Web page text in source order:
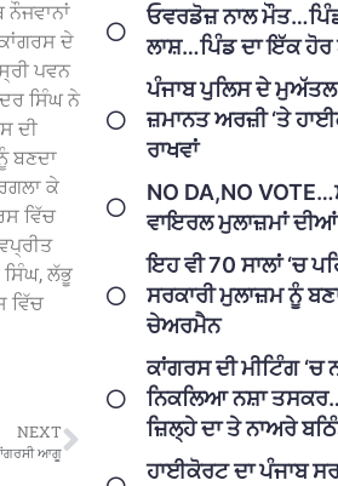
ਨੌਜਵਾਨਾਂ
ਦੇ
ਪਵਨ
ਸਿੰਘ ਨੇ
ਦੀ
ਬਣਦਾ
ਕੇ
ਵਿੱਚ
ਸਿੰਘ, ਲੱਭੂ
ਵਿੱਚ
NEXT
ਆਗੂ
ਓਵਰਡੋਜ਼ ਨਾਲ ਮੌਤ…ਪਿੰਡ
ਲਾਸ਼…ਪਿੰਡ ਦਾ ਇੱਕ ਹੋਰ
ਪੰਜਾਬ ਪੁਲਿਸ ਦੇ
ਜ਼ਮਾਨਤ ਅਰਜ਼ੀ ‘ਤੇ
ਰਾਖਵਾਂ
NO DA,NO
ਵਾਇਰਲ ਮੁਲਾਜ਼ਮਾਂ
ਇਹ ਵੀ 70 ਸਾਲਾਂ ‘ਚ
ਸਰਕਾਰੀ ਮੁਲਾਜ਼ਮ ਨੂੰ
ਚੇਅਰਮੈਨ
ਕਾਂਗਰਸ ਦੀ ਮੀਟਿੰਗ ‘ਚ
ਨਿਕਲਿਆ ਨਸ਼ਾ ਤਸਕਰ…
ਜ਼ਿਲ੍ਹੇ ਦਾ ਤੇ ਨਾਅਰੇ
ਹਾਈਕੋਰਟ ਦਾ ਪੰਜਾਬ